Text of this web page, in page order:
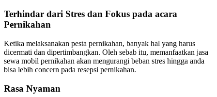
Terhindar dari Stres dan Fokus pada acara
Pernikahan
Ketika melaksanakan pesta pernikahan, banyak hal yang harus
dicermati dan dipertimbangkan. Oleh sebab itu, memanfaatkan jasa
sewa mobil pernikahan akan mengurangi beban stres hingga anda
bisa lebih concern pada resepsi pernikahan.
Rasa Nyaman